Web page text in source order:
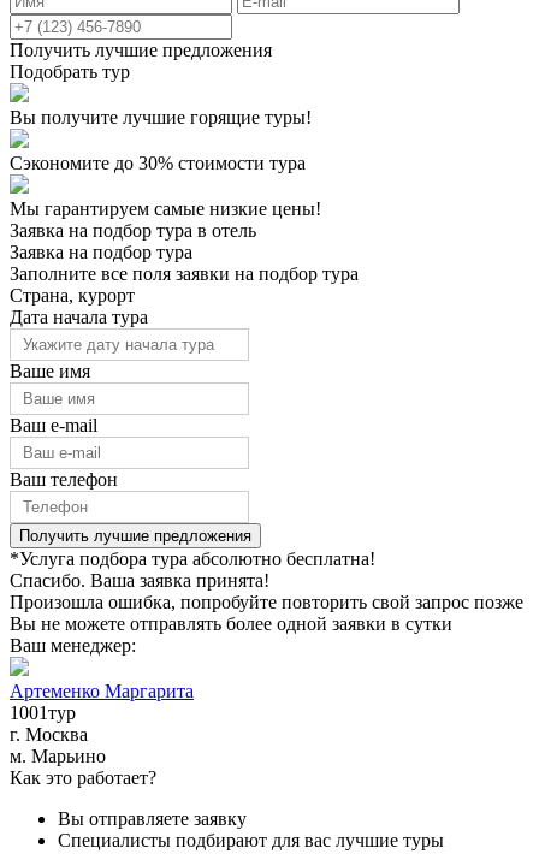
Получить лучшие предложения
Подобрать тур
Вы получите лучшие горящие туры!
Сэкономите до 30% стоимости тура
Мы гарантируем самые низкие цены!
Заявка на подбор тура в отель
Заявка на подбор тура
Заполните все поля заявки на подбор тура
Страна, курорт
Дата начала тура
Ваше имя
Ваш e-mail
Ваш телефон
Получить лучшие предложения
*Услуга подбора тура абсолютно бесплатна!
Спасибо. Ваша заявка принята!
Произошла ошибка, попробуйте повторить свой запрос позже
Вы не можете отправлять более одной заявки в сутки
Ваш менеджер:
Артеменко Маргарита
1001тур
г. Москва
м. Марьино
Как это работает?
Вы отправляете заявку
Специалисты подбирают для вас лучшие туры